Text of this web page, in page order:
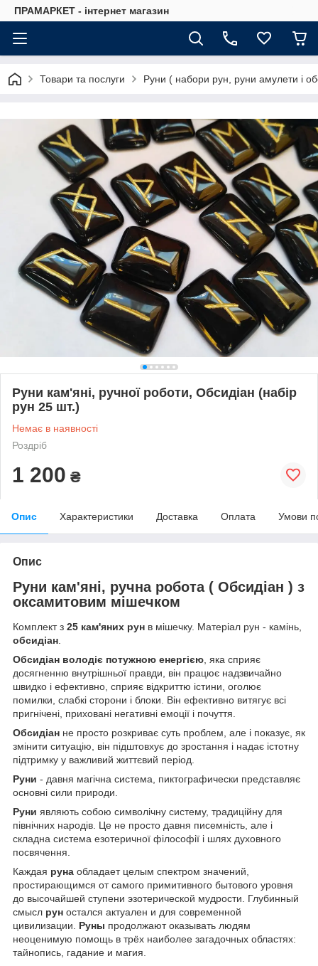
ПРАМАРКЕТ - інтернет магазин
Товари та послуги Руни ( набори рун, руни амулети і
Руни кам'яні, ручної роботи, Обсидіан (набір
рун 25 шт.)
Немає в наявності
Роздріб
1 200 ₴
Опис Характеристики Доставка Оплата Умови
Опис
Руни кам'яні, ручна робота ( Обсидіан ) з
оксамитовим мішечком
Комплект з 25 кам'яних рун в мішечку. Матеріал рун - камінь,
обсидіан.
Обсидіан володіє потужною енергією, яка сприяє
досягненню внутрішньої правди, він працює надзвичайно
швидко і ефективно, сприяє відкриттю істини, оголює
помилки, слабкі сторони і блоки. Він ефективно витягує всі
пригнічені, приховані негативні емоції і почуття.
Обсидіан не просто розкриває суть проблем, але і показує, як
змінити ситуацію, він підштовхує до зростання і надає істотну
підтримку у важливий життєвий період.
Руни - давня магічна система, пиктографически представляє
основні сили природи.
Руни являють собою символічну систему, традиційну для
північних народів. Це не просто давня писемність, але і
складна система езотеричної філософії і шлях духовного
посвячення.
Каждая руна обладает целым спектром значений,
простирающимся от самого примитивного бытового уровня
до высочайшей ступени эзотерической мудрости. Глубинный
смысл рун остался актуален и для современной
цивилизации. Руны продолжают оказывать людям
неоценимую помощь в трёх наиболее загадочных областях:
тайнопись, гадание и магия.